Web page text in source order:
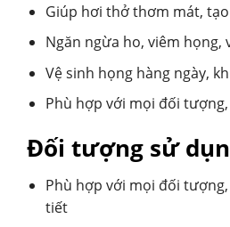
Giúp hơi thở thơm mát,
Ngăn ngừa ho, viêm họng,
Vệ sinh họng hàng ngày,
Phù hợp với mọi đối
Đối tượng sử
Phù hợp với mọi đối
tiết